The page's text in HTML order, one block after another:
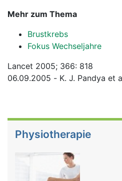
Mehr zum Thema
Brustkrebs
Fokus Wechseljahre
Lancet 2005; 366: 818
06.09.2005 - K. J. Pandya et
Physiotherapie